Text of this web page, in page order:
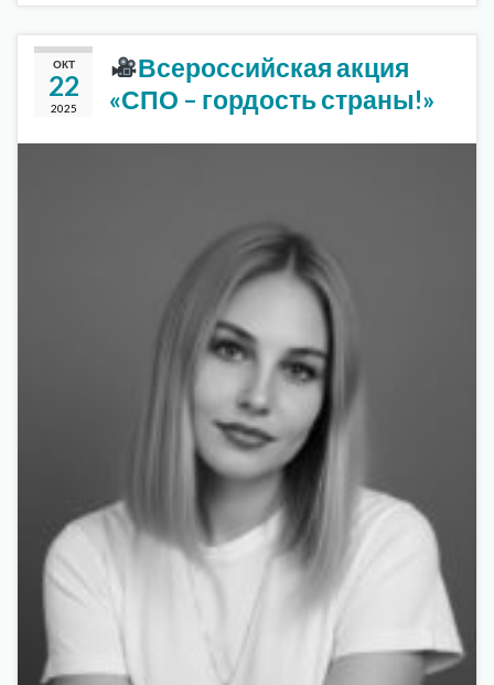
ОКТ
22
2025
Всероссийская акция
«СПО – гордость страны!»